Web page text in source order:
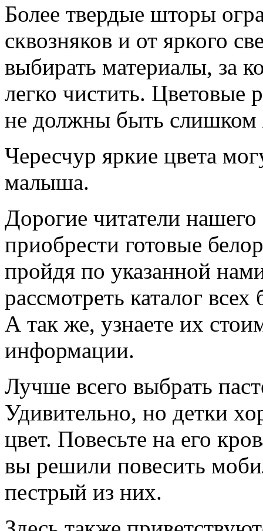
Более твердые шторы
сквозняков и от яркого
выбирать материалы, за
легко чистить.
не должны быть слишком
Чересчур яркие цвета
малыша.
Дорогие читатели нашего
приобрести готовые
пройдя по указанной
рассмотреть каталог
А так же, узнаете их
информации.
Лучше всего выбрать
Удивительно, но детки
цвет. Повесьте на его
вы решили повесить
пестрый из них.